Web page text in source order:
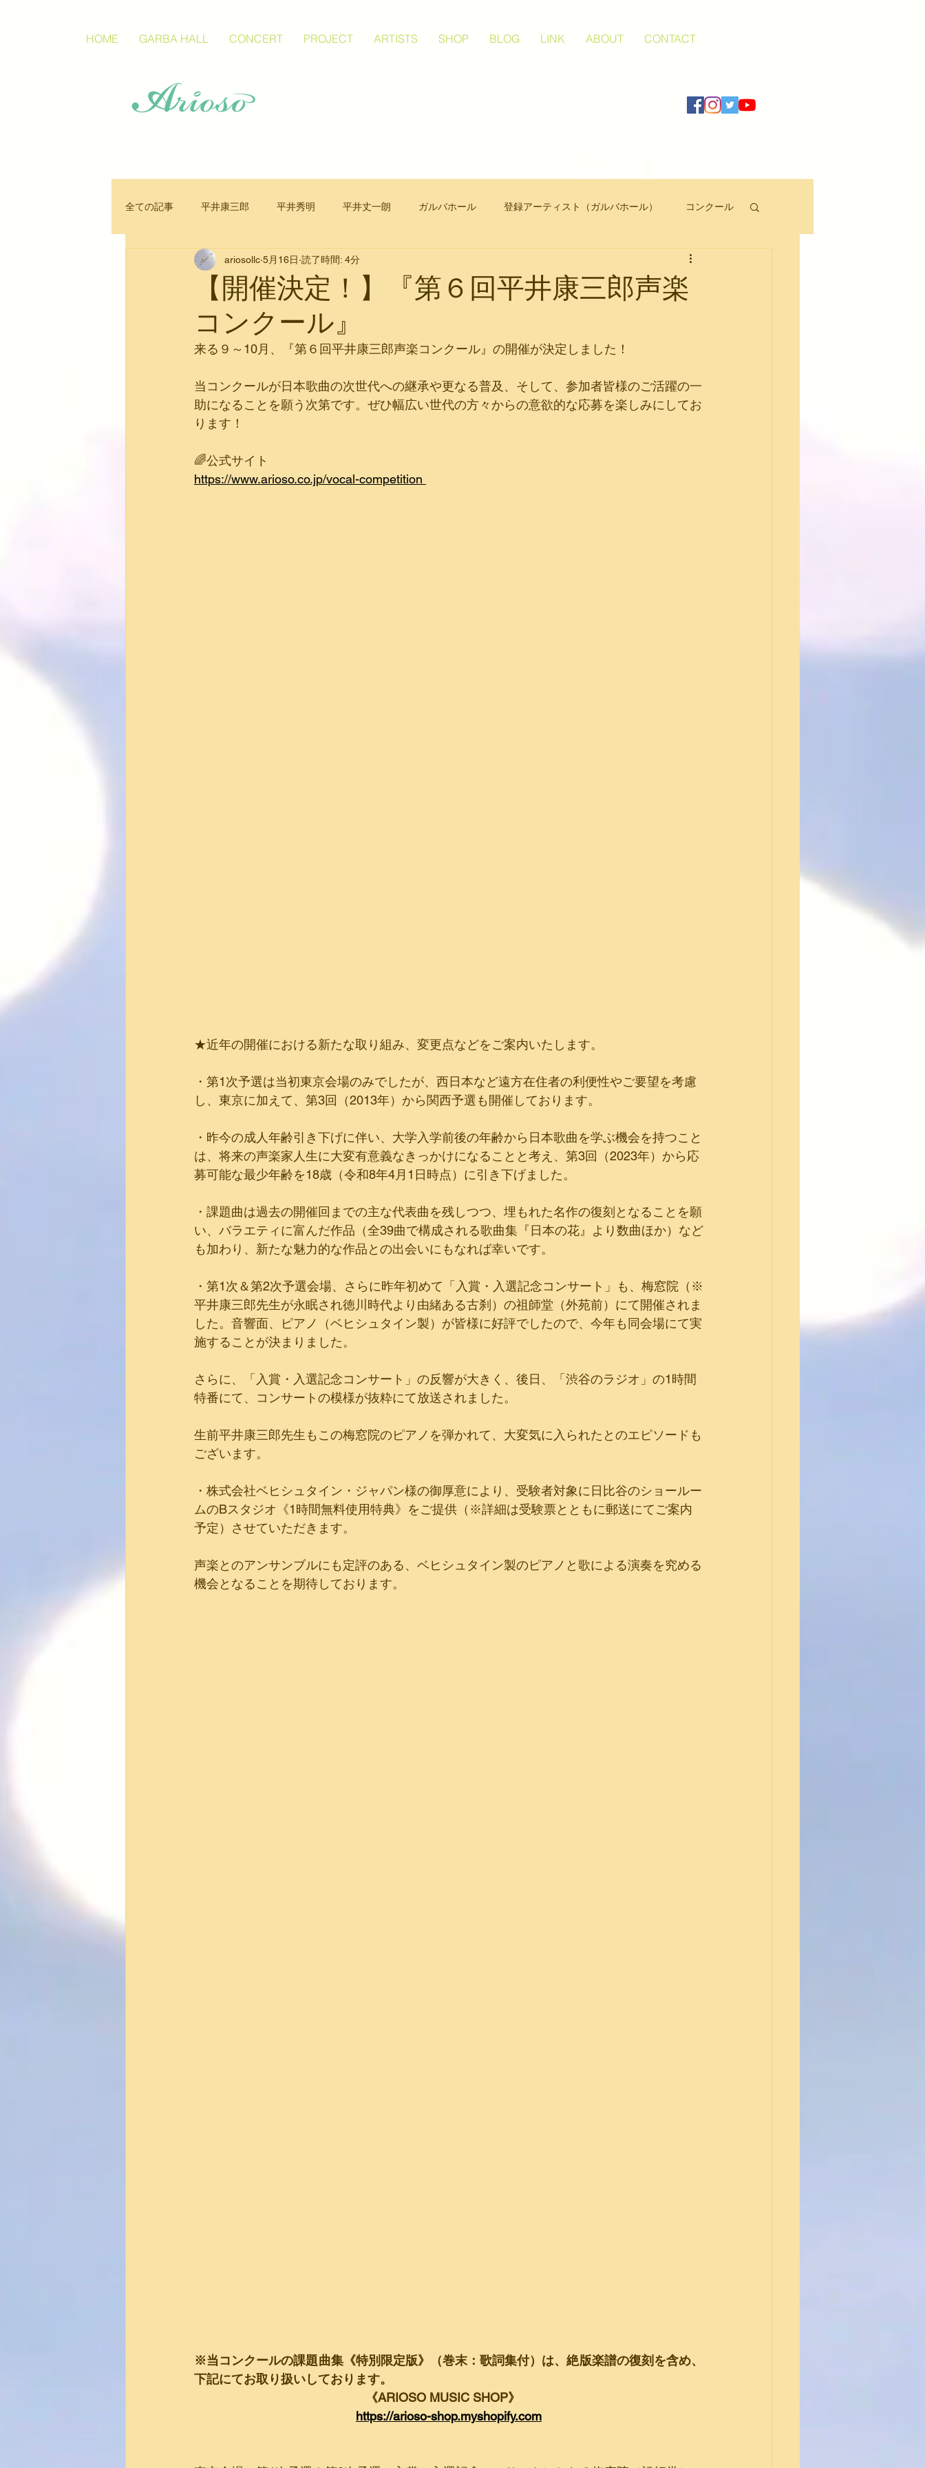
HOME GARBA HALL CONCERT PROJECT ARTISTS SHOP BLOG LINK ABOUT CONTACT
全ての記事 平井康三郎 平井秀明 平井丈一朗 ガルバホール 登録アーティスト（ガルバホール） コンクール
オペラ 楽譜 器楽 合唱
【開催決定！】『第６回平井康三郎声楽
コンクール』
ariosollc 5月16日 読了時間: 4分
来る９～10月、『第６回平井康三郎声楽コンクール』の開催が決定しました！
当コンクールが日本歌曲の次世代への継承や更なる普及、そして、参加者皆様のご活躍の一
助になることを願う次第です。ぜひ幅広い世代の方々からの意欲的な応募を楽しみにしてお
ります！
🌈公式サイト
https://www.arioso.co.jp/vocal-competition
★近年の開催における新たな取り組み、変更点などをご案内いたします。
・第1次予選は当初東京会場のみでしたが、西日本など遠方在住者の利便性やご要望を考慮
し、東京に加えて、第3回（2013年）から関西予選も開催しております。
・昨今の成人年齢引き下げに伴い、大学入学前後の年齢から日本歌曲を学ぶ機会を持つこと
は、将来の声楽家人生に大変有意義なきっかけになることと考え、第3回（2023年）から応
募可能な最少年齢を18歳（令和8年4月1日時点）に引き下げました。
・課題曲は過去の開催回までの主な代表曲を残しつつ、埋もれた名作の復刻となることを願
い、バラエティに富んだ作品（全39曲で構成される歌曲集『日本の花』より数曲ほか）など
も加わり、新たな魅力的な作品との出会いにもなれば幸いです。
・第1次＆第2次予選会場、さらに昨年初めて「入賞・入選記念コンサート」も、梅窓院（※
平井康三郎先生が永眠され徳川時代より由緒ある古刹）の祖師堂（外苑前）にて開催されま
した。音響面、ピアノ（ベヒシュタイン製）が皆様に好評でしたので、今年も同会場にて実
施することが決まりました。
さらに、「入賞・入選記念コンサート」の反響が大きく、後日、「渋谷のラジオ」の1時間
特番にて、コンサートの模様が抜粋にて放送されました。
生前平井康三郎先生もこの梅窓院のピアノを弾かれて、大変気に入られたとのエピソードも
ございます。
・株式会社ベヒシュタイン・ジャパン様の御厚意により、受験者対象に日比谷のショールー
ムのBスタジオ《1時間無料使用特典》をご提供（※詳細は受験票とともに郵送にてご案内
予定）させていただきます。
声楽とのアンサンブルにも定評のある、ベヒシュタイン製のピアノと歌による演奏を究める
機会となることを期待しております。
※当コンクールの課題曲集《特別限定版》（巻末：歌詞集付）は、絶版楽譜の復刻を含め、
下記にてお取り扱いしております。
《ARIOSO MUSIC SHOP》
https://arioso-shop.myshopify.com